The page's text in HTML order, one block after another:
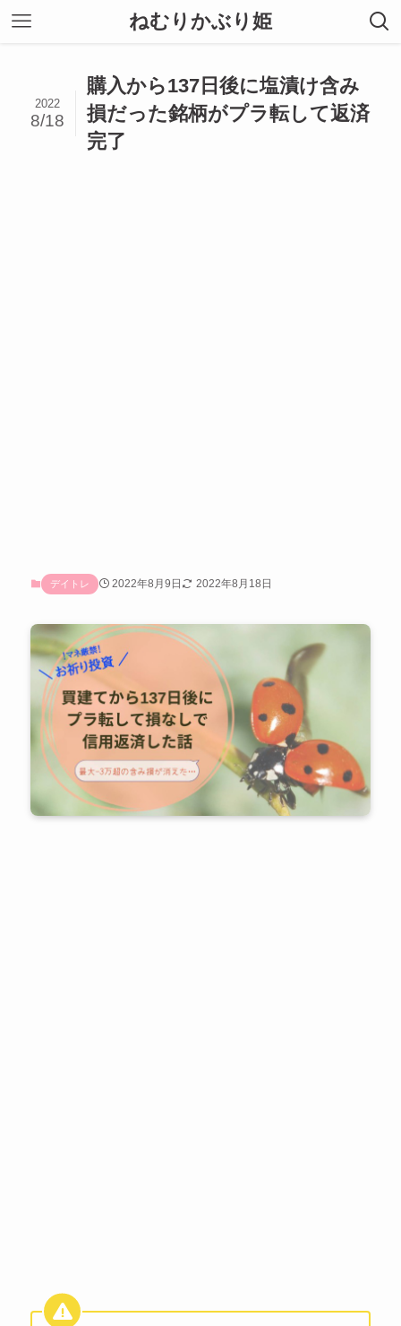
ねむりかぶり姫
購入から137日後に塩漬け含み
損だった銘柄がプラ転して返済
完了
2022
8/18
デイトレ 2022年8月9日 2022年8月18日